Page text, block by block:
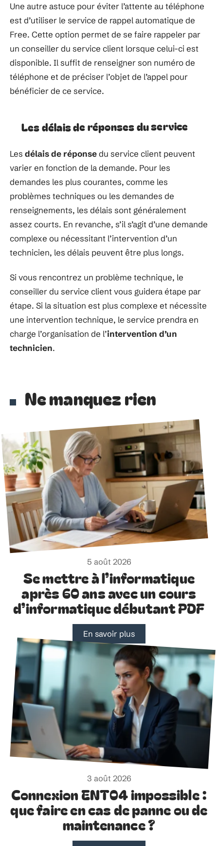
Une autre astuce pour éviter l’attente au téléphone
est d’utiliser le service de rappel automatique de
Free. Cette option permet de se faire rappeler par
un conseiller du service client lorsque celui-ci est
disponible. Il suffit de renseigner son numéro de
téléphone et de préciser l’objet de l’appel pour
bénéficier de ce service.
Les délais de réponses du service
Les délais de réponsedu service client peuvent
varier en fonction de la demande. Pour les
demandes les plus courantes, comme les
problèmes techniques ou les demandes de
renseignements, les délais sont généralement
assez courts. En revanche, s’il s’agit d’une demande
complexe ou nécessitant l’intervention d’un
technicien, les délais peuvent être plus longs.
Si vous rencontrez un problème technique, le
conseiller du service client vous guidera étape par
étape. Si la situation est plus complexe et nécessite
une intervention technique, le service prendra en
charge l’organisation de l’intervention d’un
technicien.
Ne manquez rien
5 août 2026
Se mettre à l’informatique
après 60 ans avec un cours
d’informatique débutant PDF
En savoir plus
3 août 2026
Connexion ENT04 impossible :
que faire en cas de panne ou de
maintenance ?